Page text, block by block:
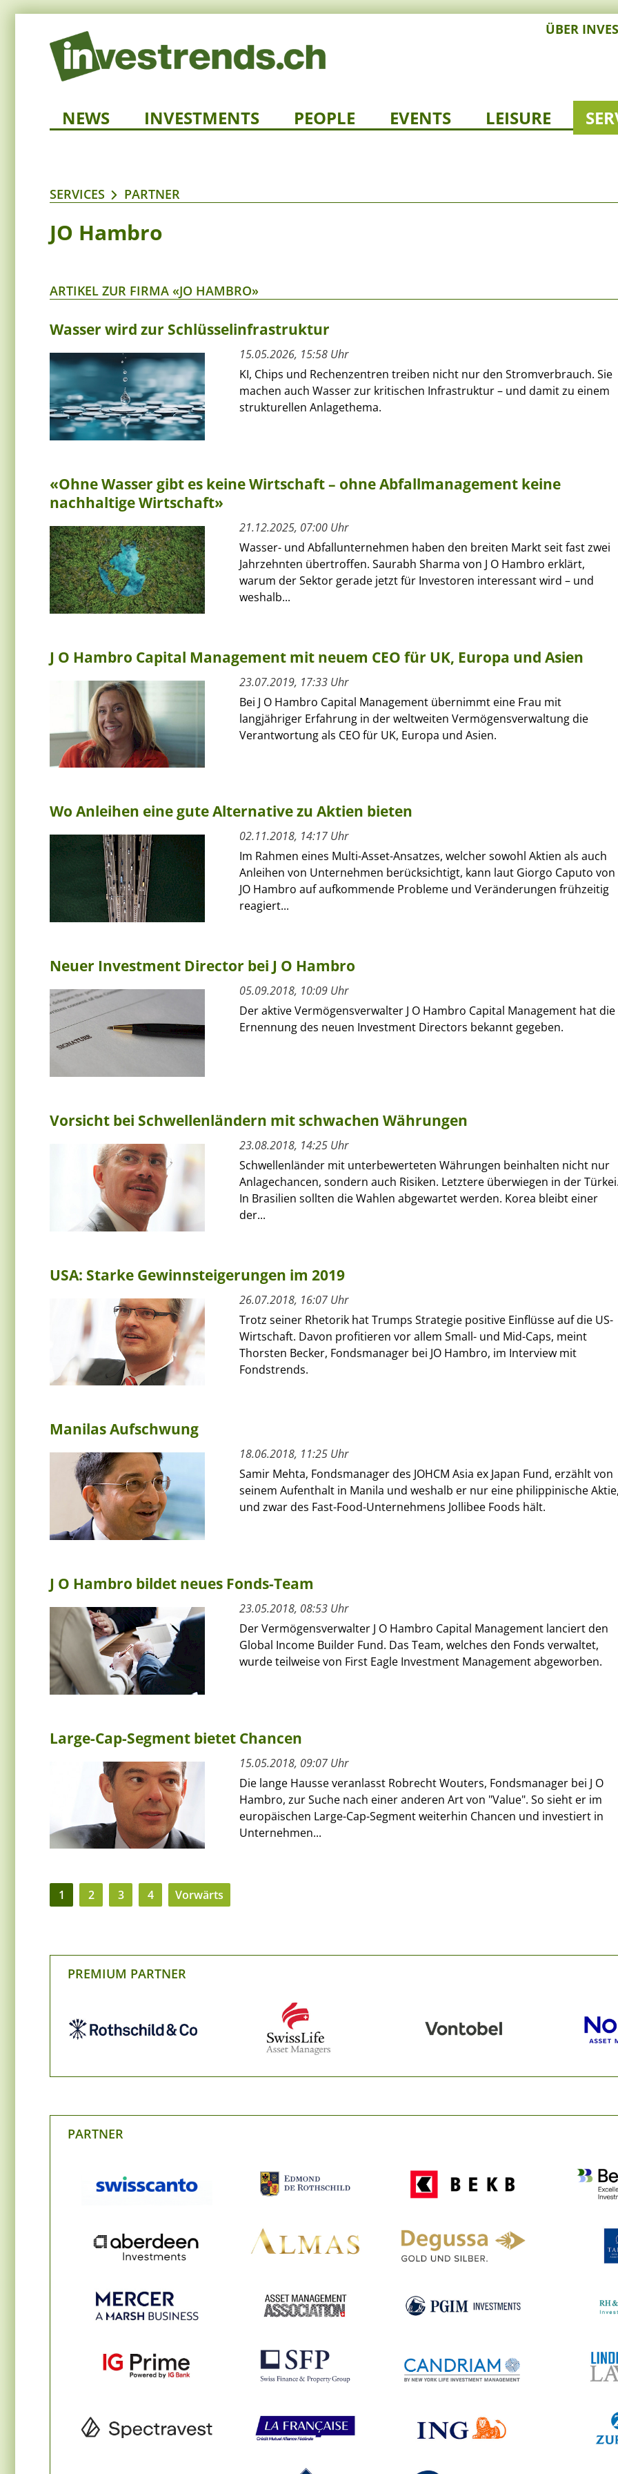
ÜBER
NEWS INVESTMENTS PEOPLE EVENTS LEISURE
SERVICES PARTNER
JO Hambro
ARTIKEL ZUR FIRMA «JO HAMBRO»
Wasser wird zur Schlüsselinfrastruktur
15.05.2026, 15:58 Uhr
KI, Chips und Rechenzentren treiben nicht nur den Stromverbrauch. Sie
machen auch Wasser zur kritischen Infrastruktur – und damit zu einem
strukturellen Anlagethema.
«Ohne Wasser gibt es keine Wirtschaft – ohne Abfallmanagement keine
nachhaltige Wirtschaft»
21.12.2025, 07:00 Uhr
Wasser- und Abfallunternehmen haben den breiten Markt seit fast zwei
Jahrzehnten übertroffen. Saurabh Sharma von J O Hambro erklärt,
warum der Sektor gerade jetzt für Investoren interessant wird – und
weshalb...
J O Hambro Capital Management mit neuem CEO für UK, Europa und Asien
23.07.2019, 17:33 Uhr
Bei J O Hambro Capital Management übernimmt eine Frau mit
langjähriger Erfahrung in der weltweiten Vermögensverwaltung die
Verantwortung als CEO für UK, Europa und Asien.
Wo Anleihen eine gute Alternative zu Aktien bieten
02.11.2018, 14:17 Uhr
Im Rahmen eines Multi-Asset-Ansatzes, welcher sowohl Aktien als auch
Anleihen von Unternehmen berücksichtigt, kann laut Giorgo Caputo von
JO Hambro auf aufkommende Probleme und Veränderungen frühzeitig
reagiert...
Neuer Investment Director bei J O Hambro
05.09.2018, 10:09 Uhr
Der aktive Vermögensverwalter J O Hambro Capital Management hat die
Ernennung des neuen Investment Directors bekannt gegeben.
Vorsicht bei Schwellenländern mit schwachen Währungen
23.08.2018, 14:25 Uhr
Schwellenländer mit unterbewerteten Währungen beinhalten nicht nur
Anlagechancen, sondern auch Risiken. Letztere überwiegen in der
In Brasilien sollten die Wahlen abgewartet werden. Korea bleibt einer
der...
USA: Starke Gewinnsteigerungen im 2019
26.07.2018, 16:07 Uhr
Trotz seiner Rhetorik hat Trumps Strategie positive Einflüsse auf die US-
Wirtschaft. Davon profitieren vor allem Small- und Mid-Caps, meint
Thorsten Becker, Fondsmanager bei JO Hambro, im Interview mit
Fondstrends.
Manilas Aufschwung
18.06.2018, 11:25 Uhr
Samir Mehta, Fondsmanager des JOHCM Asia ex Japan Fund, erzählt von
seinem Aufenthalt in Manila und weshalb er nur eine philippinische
und zwar des Fast-Food-Unternehmens Jollibee Foods hält.
J O Hambro bildet neues Fonds-Team
23.05.2018, 08:53 Uhr
Der Vermögensverwalter J O Hambro Capital Management lanciert den
Global Income Builder Fund. Das Team, welches den Fonds verwaltet,
wurde teilweise von First Eagle Investment Management abgeworben.
Large-Cap-Segment bietet Chancen
15.05.2018, 09:07 Uhr
Die lange Hausse veranlasst Robrecht Wouters, Fondsmanager bei J O
Hambro, zur Suche nach einer anderen Art von "Value". So sieht er im
europäischen Large-Cap-Segment weiterhin Chancen und investiert in
Unternehmen...
1 2 3 4 Vorwärts
PREMIUM PARTNER
PARTNER